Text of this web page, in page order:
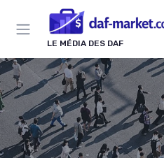
LE MÉDIA DES DAF
Panneau de gestion des cookies